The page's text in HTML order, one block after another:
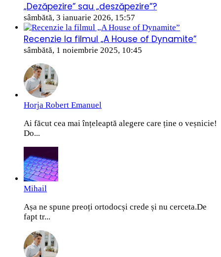
„Dezăpezire” sau „deszăpezire”?
sâmbătă, 3 ianuarie 2026, 15:57
Recenzie la filmul „A House of Dynamite”
sâmbătă, 1 noiembrie 2025, 10:45
Horja Robert Emanuel
Ai făcut cea mai înțeleaptă alegere care ține o veșnicie!
Do...
Mihail
Așa ne spune preoți ortodocși crede și nu cerceta.De
fapt tr...